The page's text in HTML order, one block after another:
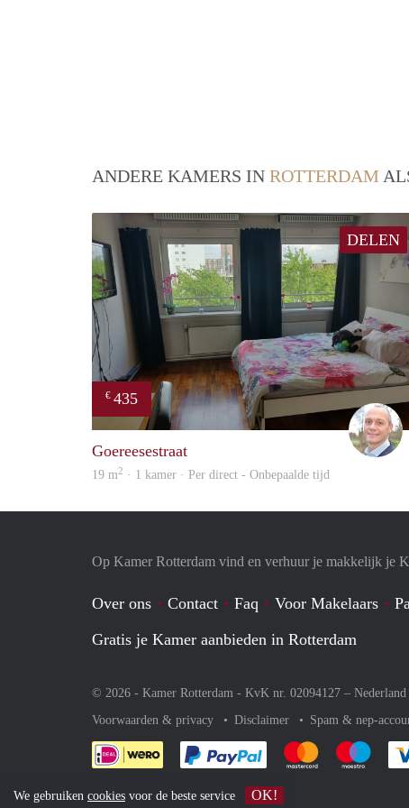
ANDERE KAMERS IN ROTTERDAM
DELEN
€ 435
Goereesestraat
19 m2 · 1 kamer · Per direct - Onbepaalde tijd
Op Kamer Rotterdam vind en verhuur je makkelijk je
Over ons Contact Faq Voor Makelaars
Gratis je Kamer aanbieden in Rotterdam
© 2026 - Kamer Rotterdam - KvK nr. 02094127 – Nederland
Voorwaarden & privacy
Disclaimer Spam & nep-
Je rekent gemakkelijk af
Je rekent Je
We gebruiken cookies voor de beste service OK!